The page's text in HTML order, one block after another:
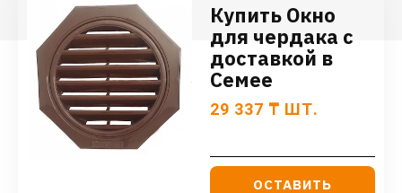
Купить Окно
для чердака с
доставкой в
Семее
29 337 ₸ ШТ.
ОСТАВИТЬ